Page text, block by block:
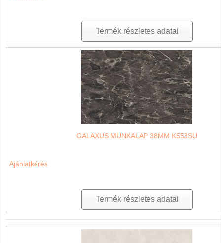
Termék részletes adatai
GALAXUS MUNKALAP 38MM K553SU
Ajánlatkérés
Termék részletes adatai